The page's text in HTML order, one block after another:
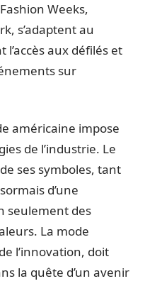
Weeks,
s’adaptent au
aux défilés et
sur
américaine impose
de l’industrie. Le
ses symboles, tant
d’une
seulement des
La mode
l’innovation, doit
la quête d’un avenir